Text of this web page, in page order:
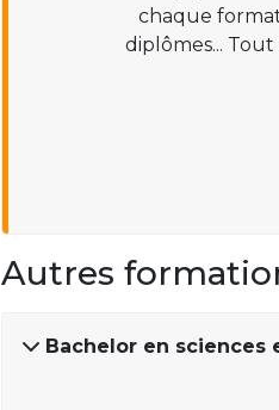
chaque
diplômes...
Autres
Bachelor en sciences